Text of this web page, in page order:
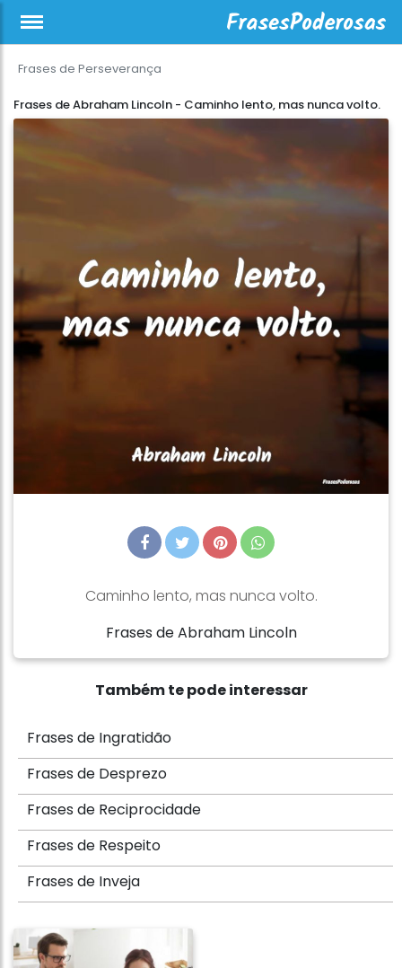
Frases de Perseverança
Frases de Abraham Lincoln - Caminho lento, mas nunca volto.
Caminho lento, mas nunca volto.
Frases de Abraham Lincoln
Também te pode interessar
Frases de Ingratidão
Frases de Desprezo
Frases de Reciprocidade
Frases de Respeito
Frases de Inveja